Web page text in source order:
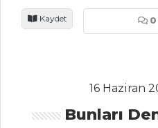
Salatalar Tüm
Kaydet 0
16 Haziran
Bunları